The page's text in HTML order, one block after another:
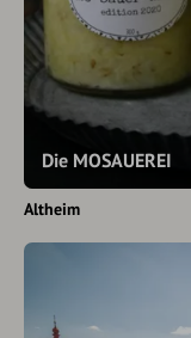
Die MOSAUEREI
Altheim